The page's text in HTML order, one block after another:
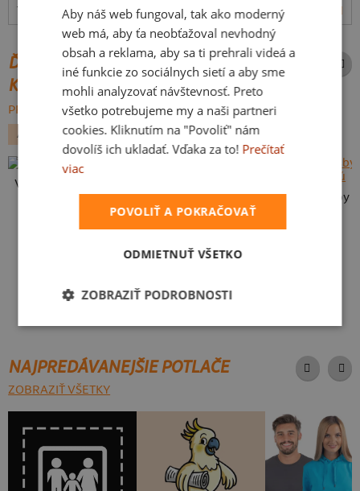
Tabuľka veľkostí : Akú vybrať?
ĎALŠIE POTLAČE Z ROVNAKEJ
KATEGÓRIE
PREHĽADÁVAŤ VŠETKO:
AUTO MOTO
JEDLO DEŇ OTCOV
Vlastná potlač
Karikatúra z vlastnej fotky
NAJPREDÁVANEJŠIE POTLAČE
ZOBRAZIŤ VŠETKY
Aby náš web fungoval, tak ako moderný
web má, aby ťa neobťažoval nevhodný
obsah a reklama, aby sa ti prehrali videá a
iné funkcie zo sociálnych sietí a aby sme
mohli analyzovať návštevnosť. Preto
všetko potrebujeme my a naši partneri
cookies. Kliknutím na "Povoliť" nám
dovolíš ich ukladať. Vďaka za to! Prečítať
viac
POVOLIŤ A POKRAČOVAŤ
ODMIETNUŤ VŠETKO
ZOBRAZIŤ PODROBNOSTI